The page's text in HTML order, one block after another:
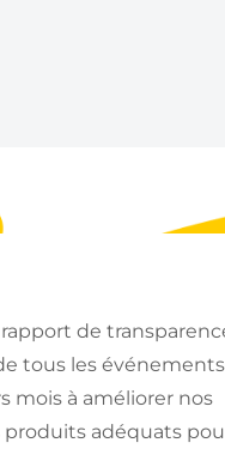
de
tous les événements
mois à améliorer nos
produits adéquats